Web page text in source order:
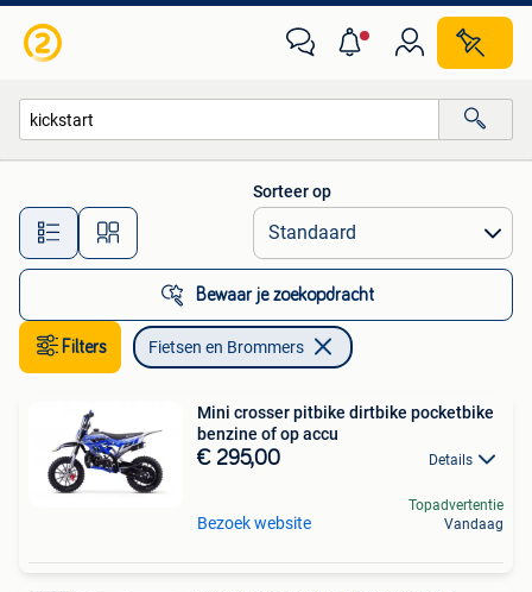
Alle afstanden…
Sorteer op
Bewaar je zoekopdracht
Filters Fietsen en Brommers
Mini crosser pitbike dirtbike pocketbike
benzine of op accu
€ 295,00 Details
Bezoek website
Topadvertentie
Vandaag